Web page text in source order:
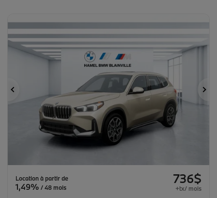
Précédent
Locationà partir de
1,49% / 48 mois
736$
+tx/ mois